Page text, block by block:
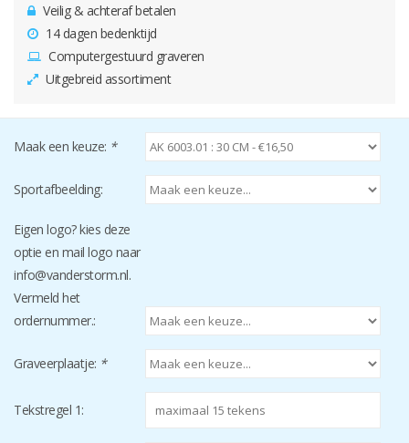
Veilig & achteraf betalen
14 dagen bedenktijd
Computergestuurd graveren
Uitgebreid assortiment
Maak een keuze: *
Sportafbeelding:
Eigen logo? kies deze
optie en mail logo naar
info@vanderstorm.nl.
Vermeld het
ordernummer.:
Graveerplaatje: *
Tekstregel 1: